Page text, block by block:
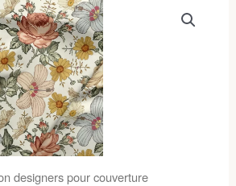
designers pour couverture